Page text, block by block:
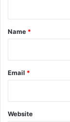
*
Name *
Email *
Website